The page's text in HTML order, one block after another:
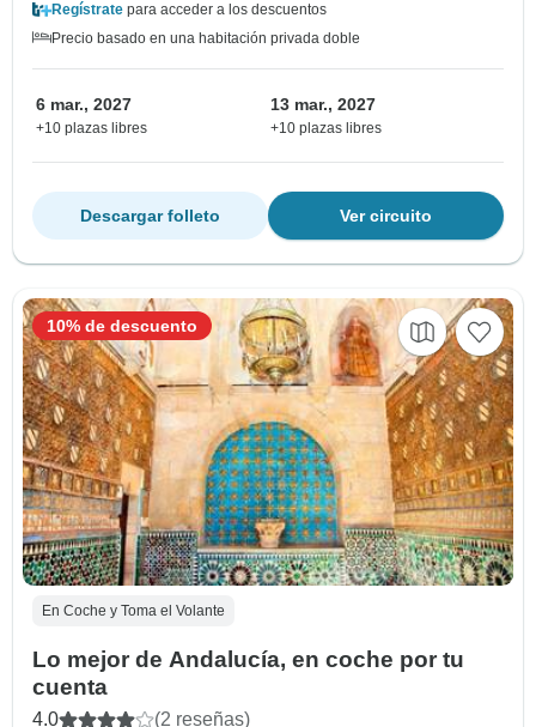
Regístrate para acceder a los descuentos
Precio basado en una habitación privada doble
6 mar., 2027
+10 plazas libres
13 mar., 2027
+10 plazas libres
Ver circuito
Descargar folleto
En Coche y Toma el Volante
Lo mejor de Andalucía, en coche por tu
cuenta
4.0 (2 reseñas)
10% de descuento